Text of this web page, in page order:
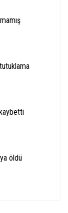
öldü